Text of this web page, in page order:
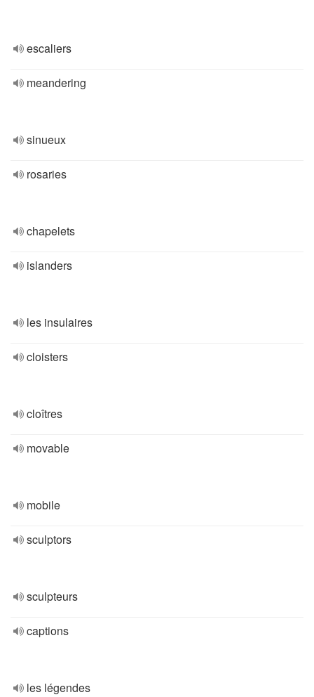
escaliers
meandering
sinueux
rosaries
chapelets
islanders
les insulaires
cloisters
cloîtres
movable
mobile
sculptors
sculpteurs
captions
les légendes